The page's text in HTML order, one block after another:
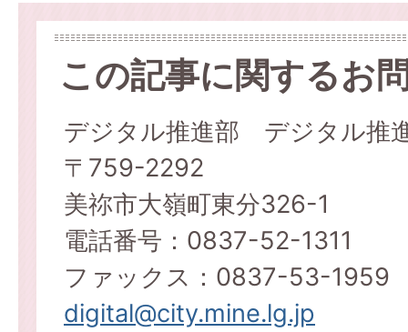
この記事に関するお
デジタル推進部 デジタル推
〒759-2292
美祢市大嶺町東分326-1
電話番号：0837-52-1311
ファックス：0837-53-1959
digital@city.mine.lg.jp